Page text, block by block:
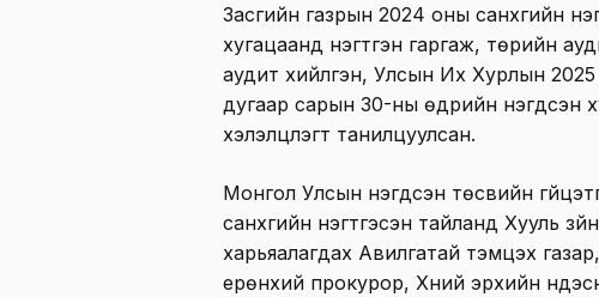
Засгийн газрын 2024 оны санхүүгийн
хугацаанд нэгтгэн гаргаж, төрийн
аудит хийлгэн, Улсын Их Хурлын
дугаар сарын 30-ны өдрийн нэгдсэн
хэлэлцүүлэгт танилцуулсан.
Mонгол Улсын нэгдсэн төсвийн
санхүүгийн нэгтгэсэн тайланд Хууль
харьяалагдах Авилгатай тэмцэх
ерөнхий прокурор, Хүний эрхийн